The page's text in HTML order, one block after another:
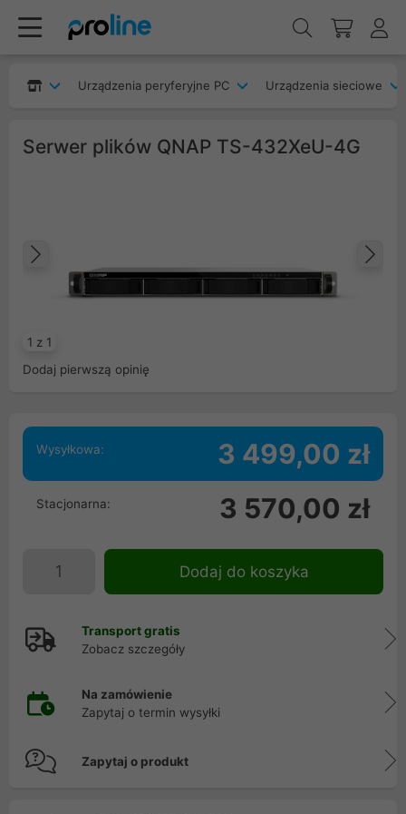
Urządzenia peryferyjne PC Urządzenia sieciowe
Serwer plików QNAP TS-432XeU-4G
1 z 1
Poprzedni
Dodaj pierwszą opinię
Wysyłkowa: 3 499,00 zł
Stacjonarna: 3 570,00 zł
Dodaj do koszyka
Transport gratis
Zobacz szczegóły
Na zamówienie
Zapytaj o termin wysyłki
Zapytaj o produkt